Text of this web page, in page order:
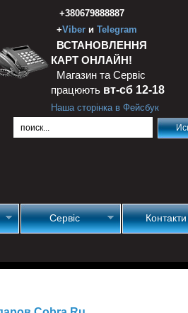
+380679888887
+Viber и Telegram
ВСТАНОВЛЕННЯ
КАРТ ОНЛАЙН!
Магазин та Сервіс
працюють вт-сб 12-18
Наша сторінка в Фейсбук
Сервіс Контакти